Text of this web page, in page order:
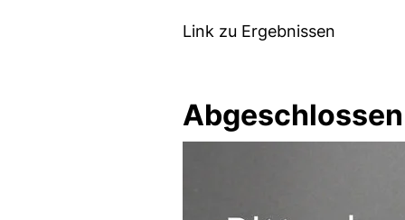
Link zu Ergebnissen